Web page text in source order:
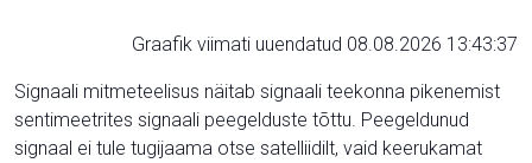
Graafik viimati uuendatud 08.08.2026 13:43:37
Signaali mitmeteelisus näitab signaali teekonna pikenemist
sentimeetrites signaali peegelduste tõttu. Peegeldunud
signaal ei tule tugijaama otse satelliidilt, vaid keerukamat